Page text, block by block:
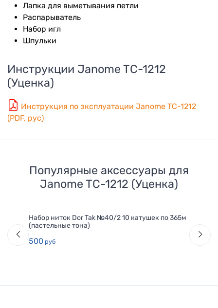
Лапка для выметывания петли
Распарыватель
Набор игл
Шпульки
Инструкции Janome TC-1212
(Уценка)
Инструкция по эксплуатации Janome TC-1212
(PDF, рус)
Популярные аксессуары для
Janome TC-1212 (Уценка)
Набор ниток Dor Tak №40/2 10 катушек по 365м
(пастельные тона)
500 руб